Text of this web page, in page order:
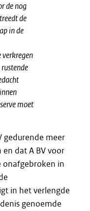
de nog
de
in de
verkregen
moet
gedurende meer
en dat A BV voor
onafgebroken in
in het verlengde
genoemde